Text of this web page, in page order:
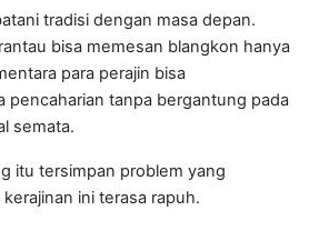
tradisi dengan masa depan.
bisa memesan blangkon hanya
para perajin bisa
pencaharian tanpa bergantung pada
semata.
itu tersimpan problem yang
ini terasa rapuh.